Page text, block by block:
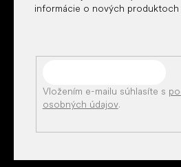
informácie o nových produktoch
Vložením e-mailu súhlasíte s
osobných údajov.